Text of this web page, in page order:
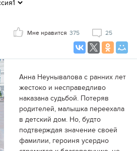
Мне нравится 375 25
Анна Неунывалова с ранних лет
жестоко и несправедливо
наказана судьбой. Потеряв
родителей, малышка переехала
в детский дом. Но, будто
подтверждая значение своей
фамилии, героиня усердно